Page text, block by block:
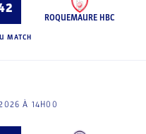
ROQUEMAURE HBC
MATCH
À 14H00